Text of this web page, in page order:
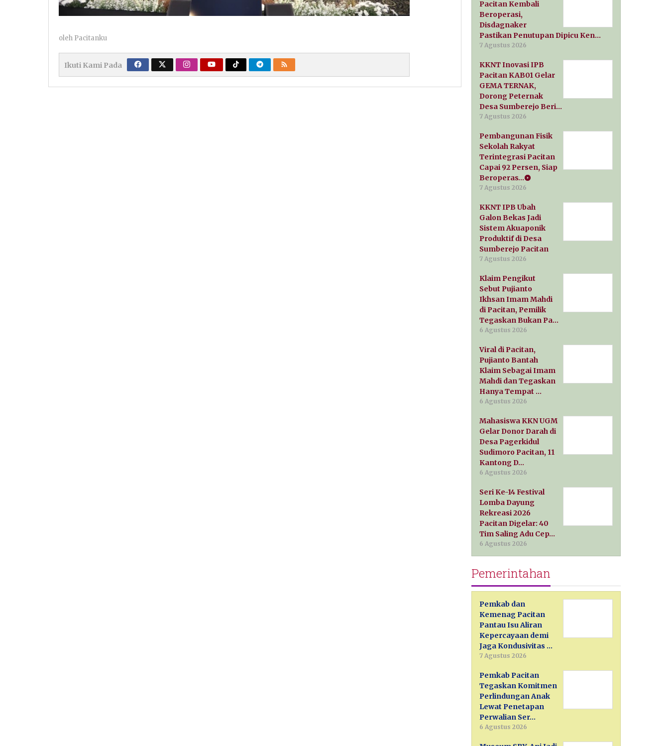
oleh Pacitanku
Ikuti Kami Pada
Pacitan Kembali
Beroperasi,
Disdagnaker
Pastikan Penutupan Dipicu Ken…
7 Agustus 2026
KKNT Inovasi IPB
Pacitan KAB01 Gelar
GEMA TERNAK,
Dorong Peternak
Desa Sumberejo Beri…
7 Agustus 2026
Pembangunan Fisik
Sekolah Rakyat
Terintegrasi Pacitan
Capai 92 Persen, Siap
Beroperas…
7 Agustus 2026
KKNT IPB Ubah
Galon Bekas Jadi
Sistem Akuaponik
Produktif di Desa
Sumberejo Pacitan
7 Agustus 2026
Klaim Pengikut
Sebut Pujianto
Ikhsan Imam Mahdi
di Pacitan, Pemilik
Tegaskan Bukan Pa…
6 Agustus 2026
Viral di Pacitan,
Pujianto Bantah
Klaim Sebagai Imam
Mahdi dan Tegaskan
Hanya Tempat …
6 Agustus 2026
Mahasiswa KKN UGM
Gelar Donor Darah di
Desa Pagerkidul
Sudimoro Pacitan, 11
Kantong D…
6 Agustus 2026
Seri Ke-14 Festival
Lomba Dayung
Rekreasi 2026
Pacitan Digelar: 40
Tim Saling Adu Cep…
6 Agustus 2026
Pemerintahan
Pemkab dan
Kemenag Pacitan
Pantau Isu Aliran
Kepercayaan demi
Jaga Kondusivitas …
7 Agustus 2026
Pemkab Pacitan
Tegaskan Komitmen
Perlindungan Anak
Lewat Penetapan
Perwalian Ser…
6 Agustus 2026